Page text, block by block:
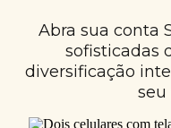
Abra sua conta
sofisticadas
diversificação
seu